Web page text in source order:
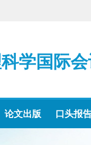
学国际
论文出版 口头报